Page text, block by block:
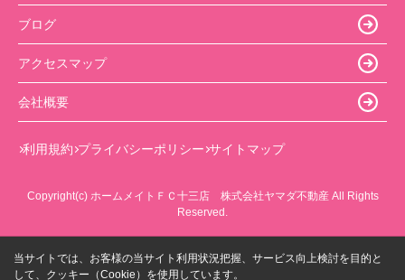
ブログ
アクセスマップ
会社概要
利用規約 プライバシーポリシー サイトマップ
Copyright(c) ホームメイトＦＣ十三店 株式会社ヤマダ不動産 All Rights
Reserved.
当サイトでは、お客様の当サイト利用状況把握、サービス向上検討を目的と
して、クッキー（Cookie）を使用しています。